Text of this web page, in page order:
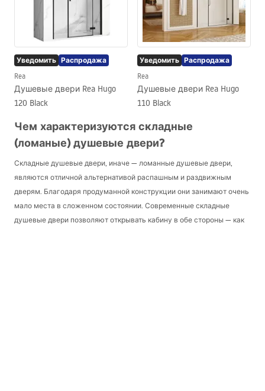
Уведомить Распродажа
Rea
Душевые двери Rea Hugo
120 Black
Уведомить Распродажа
Rea
Душевые двери Rea Hugo
110 Black
Чем характеризуются складные
(ломаные) душевые двери?
Складные душевые двери, иначе — ломанные душевые двери,
являются отличной альтернативой распашным и раздвижным
дверям. Благодаря продуманной конструкции они занимают очень
мало места в сложенном состоянии. Современные складные
душевые двери позволяют открывать кабину в обе стороны — как